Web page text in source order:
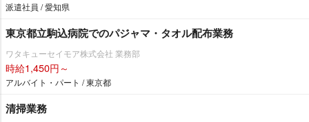
派遣社員 / 愛知県
東京都立駒込病院でのパジャマ・タオル配布業務
ワタキューセイモア株式会社 業務部
時給1,450円～
アルバイト・パート / 東京都
清掃業務